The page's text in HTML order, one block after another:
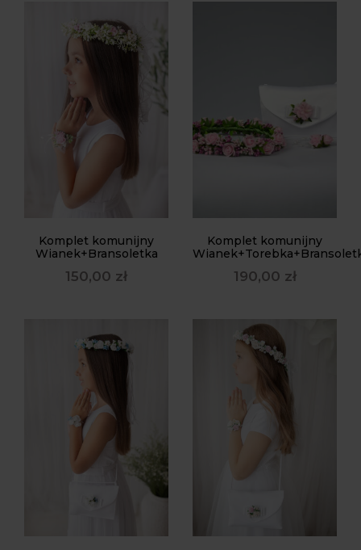
Komplet komunijny
Wianek+Bransoletka
150,00 zł
Komplet komunijny
190,00 zł